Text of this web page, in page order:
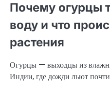
Почему огурцы
воду и что
растения
Огурцы — выходцы из
Индии, где дожди льют